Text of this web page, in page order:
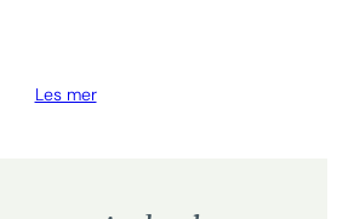
Les mer